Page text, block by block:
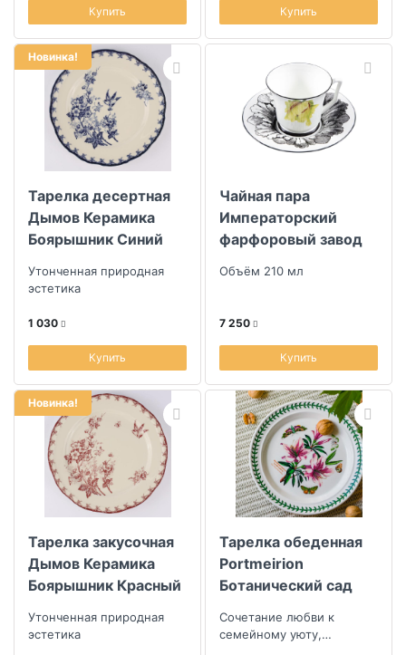
Купить Купить
Новинка!
Тарелка десертная
Дымов Керамика
Боярышник Синий
Утонченная природная
эстетика
1 030
Купить
Чайная пара
Императорский
фарфоровый завод
Объём 210 мл
7 250
Купить
Новинка!
Тарелка закусочная
Дымов Керамика
Боярышник Красный
Утонченная природная
эстетика
Тарелка обеденная
Portmeirion
Ботанический сад
Сочетание любви к
семейному уюту,